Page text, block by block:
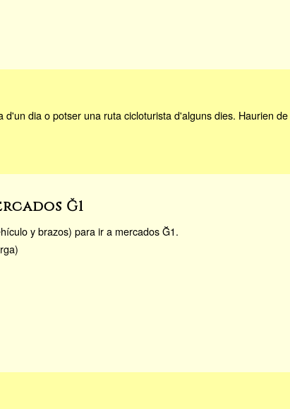
dia o potser una ruta cicloturista d'alguns dies. Haurien
Ğ1
y brazos) para ir a mercados Ğ1.